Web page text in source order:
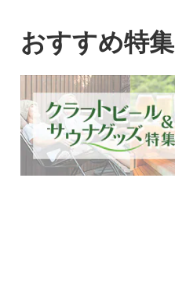
おすすめ特集